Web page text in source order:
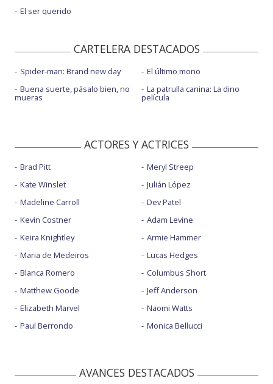
El ser querido
CARTELERA DESTACADOS
Spider-man: Brand new day
Buena suerte, pásalo bien, no
mueras
El último mono
La patrulla canina: La dino
película
ACTORES Y ACTRICES
Brad Pitt
Kate Winslet
Madeline Carroll
Kevin Costner
Keira Knightley
Maria de Medeiros
Blanca Romero
Matthew Goode
Elizabeth Marvel
Paul Berrondo
Meryl Streep
Julián López
Dev Patel
Adam Levine
Armie Hammer
Lucas Hedges
Columbus Short
Jeff Anderson
Naomi Watts
Monica Bellucci
AVANCES DESTACADOS